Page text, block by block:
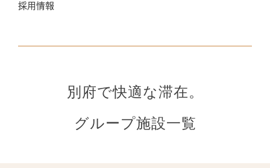
採用情報
別府で快適な滞在。
グループ施設一覧